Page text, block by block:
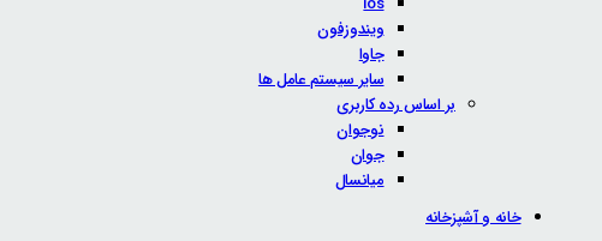
ویندوزفون
جاوا
سایر سیستم عامل ها
بر اساس رده کاربری
نوجوان
جوان
میانسال
خانه و آشپزخانه